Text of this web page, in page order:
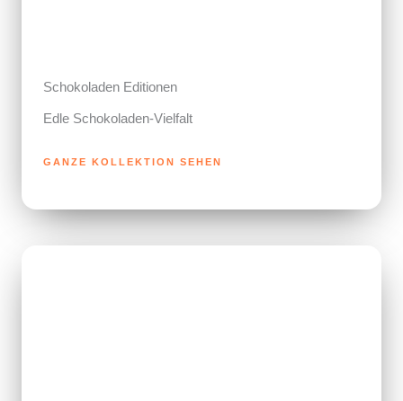
Schokoladen Editionen
Edle Schokoladen-Vielfalt
GANZE KOLLEKTION SEHEN